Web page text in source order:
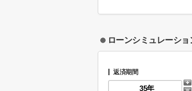
ローンシミュレーショ
返済期間